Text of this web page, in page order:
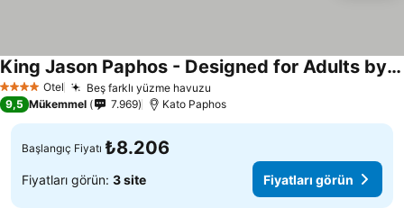
4 Yıldız Otel Beş farklı yüzme havuzu
King Jason Paphos - Designed for Adults by Louis Hotels
Fiyatları görün
9,5 Mükemmel 7.969 Kato Paphos
Başlangıç Fiyatı ₺8.206
Fiyatları görün: 3 site Fiyatları görün